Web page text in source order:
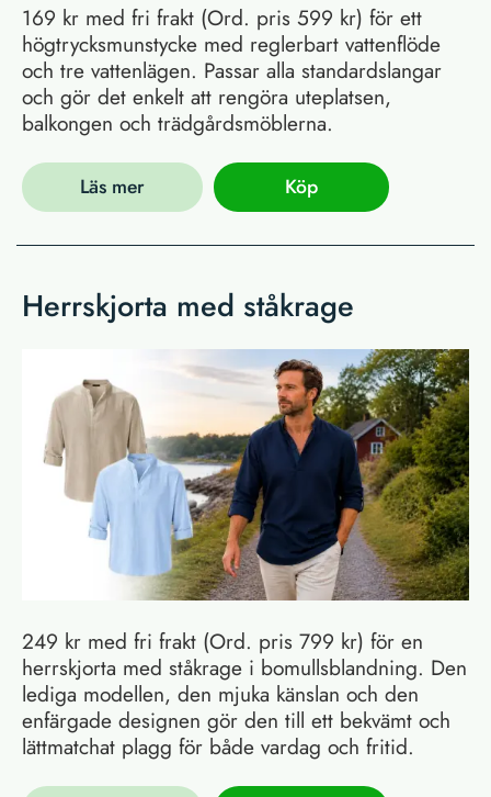
169 kr med fri frakt (Ord. pris 599 kr) för ett
högtrycksmunstycke med reglerbart vattenflöde
och tre vattenlägen. Passar alla standardslangar
och gör det enkelt att rengöra uteplatsen,
balkongen och trädgårdsmöblerna.
Läs mer Köp
Herrskjorta med ståkrage
249 kr med fri frakt (Ord. pris 799 kr) för en
herrskjorta med ståkrage i bomullsblandning. Den
lediga modellen, den mjuka känslan och den
enfärgade designen gör den till ett bekvämt och
lättmatchat plagg för både vardag och fritid.